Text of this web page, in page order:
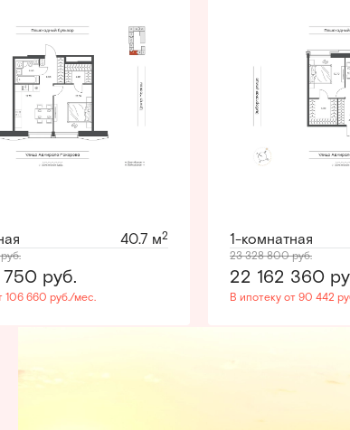
40.7 м2
руб.
руб.
106 660 руб./мес.
1-комнатная
23 328 800руб.
22 162 360
В ипотеку от 90 442